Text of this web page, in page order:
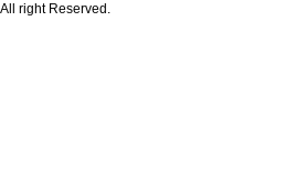
All right Reserved.